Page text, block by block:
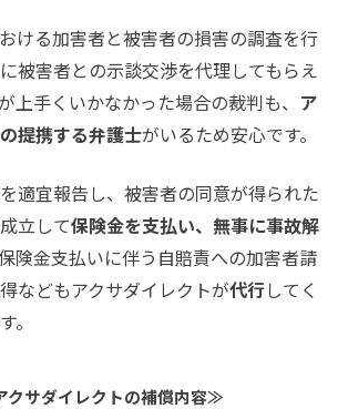
ける加害者と被害者の損害の調査を行
被害者との示談交渉を代理してもらえ
上手くいかなかった場合の裁判も、 ア
提携する弁護士がいるため安心です。
適宜報告し、被害者の同意が得られた
立して保険金を支払い、無事に事故解
険金支払いに伴う自賠責への加害者請
などもアクサダイレクトが代行してく
。
クサダイレクトの補償内容≫